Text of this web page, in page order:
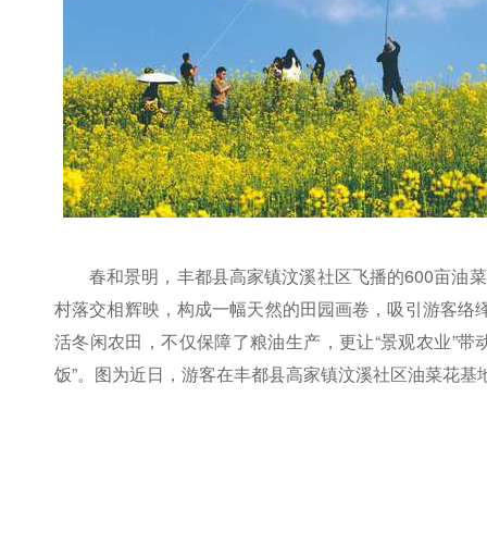
春和景明，丰都县高家镇汶溪社区飞播的600亩油
村落交相辉映，构成一幅天然的田园画卷，吸引游客络
活冬闲农田，不仅保障了粮油生产，更让“景观农业”
饭”。图为近日，游客在丰都县高家镇汶溪社区油菜花